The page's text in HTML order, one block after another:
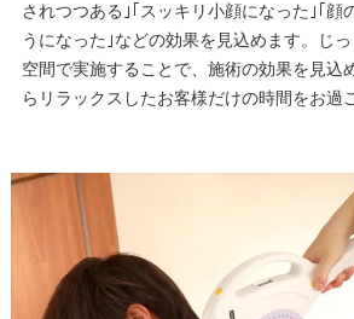
されつつある｣｢スッキリ小顔になった｣｢顔
うになった｣などの効果を見込めます。じ
空間で実施することで、施術の効果を見込
らリラックスしたお客様だけの時間をお過